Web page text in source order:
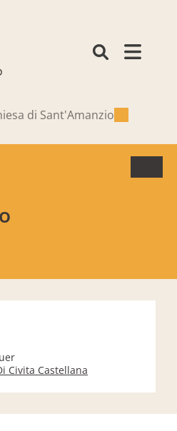
di Sant'Amanzio
Civita Castellana